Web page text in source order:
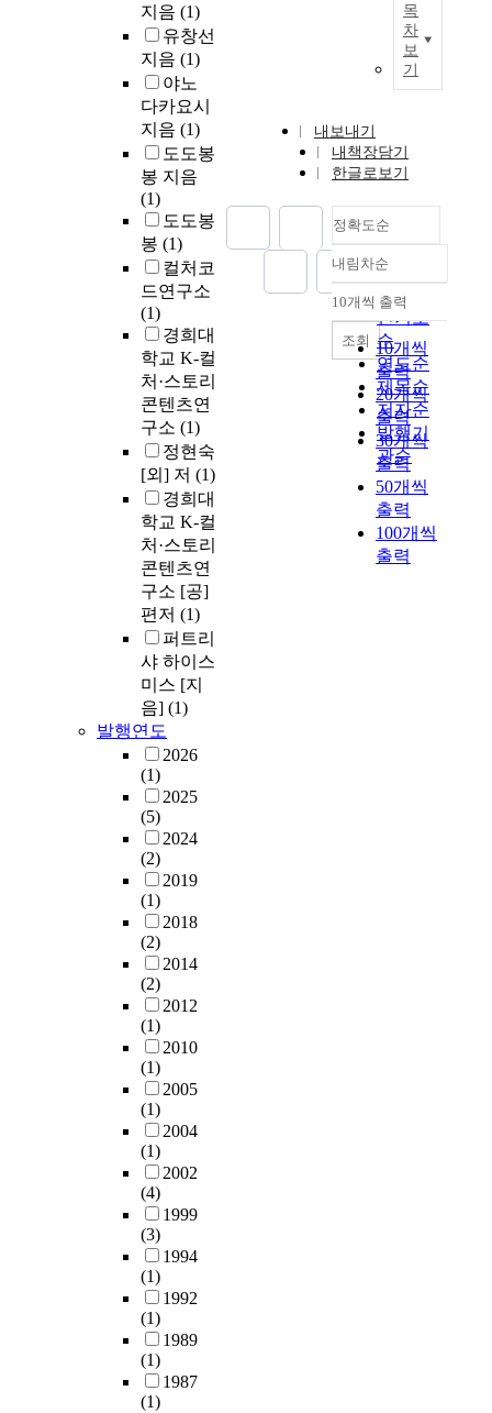
지음 (1)
유창선
지음 (1)
야노
다카요시
지음 (1)
도도봉
봉 지음
(1)
도도봉
봉 (1)
컬처코
드연구소
(1)
경희대
학교 K-컬
처·스토리
콘텐츠연
구소 (1)
정현숙
[외] 저 (1)
경희대
학교 K-컬
처·스토리
콘텐츠연
구소 [공]
편저 (1)
퍼트리
샤 하이스
미스 [지
음] (1)
발행연도
2026
(1)
2025
(5)
2024
(2)
2019
(1)
2018
(2)
2014
(2)
2012
(1)
2010
(1)
2005
(1)
2004
(1)
2002
(4)
1999
(3)
1994
(1)
1992
(1)
1989
(1)
1987
(1)
목
차
보
기
내보내기
내책장담기
한글로보기
정확도순
정확도
순
인기도
순
연도순
제목순
저자순
발행기
관순
내림차순
내림차순
10개씩 출력
10개씩
출력
20개씩
출력
30개씩
출력
50개씩
출력
100개씩
출력
조회